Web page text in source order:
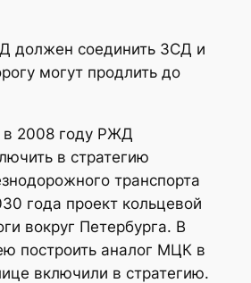
должен соединить ЗСД и
могут продлить до
2008 году РЖД
в стратегию
транспорта
года проект кольцевой
вокруг Петербурга. В
построить аналог МЦК в
включили в стратегию.